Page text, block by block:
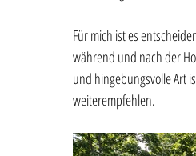
Für mich ist es
während und nach der
und hingebungsvolle Art
weiterempfehlen.